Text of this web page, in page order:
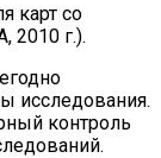
карт со
2010 г.).
исследования.
контроль